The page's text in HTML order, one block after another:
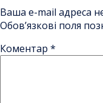
Ваша e-mail адреса
Обов’язкові поля
Коментар *